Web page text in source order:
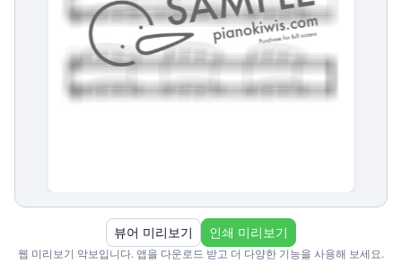
웹 미리보기 악보입니다. 앱을 다운로드 받고 더 다양한 기능을 사용해 보세요.
뷰어 미리보기 인쇄 미리보기